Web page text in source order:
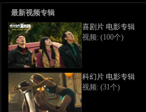
最新视频专辑
喜剧片 电影专辑
视频: (100个)
科幻片 电影专辑
视频: (31个)